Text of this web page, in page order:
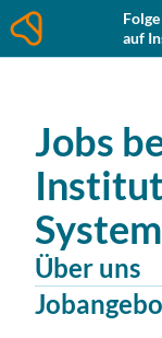
auf
Jobs
Über uns